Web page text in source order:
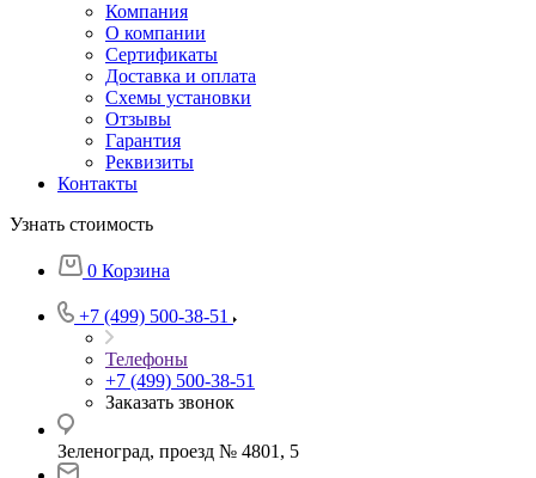
Компания
О компании
Сертификаты
Доставка и оплата
Схемы установки
Отзывы
Гарантия
Реквизиты
Контакты
Узнать стоимость
0 Корзина
+7 (499) 500-38-51
Телефоны
+7 (499) 500-38-51
Заказать звонок
Зеленоград, проезд № 4801, 5